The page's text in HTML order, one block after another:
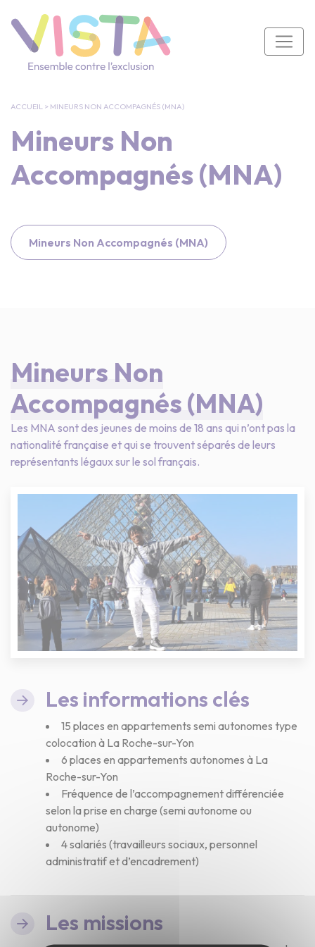
Navigation principale
ACCUEIL > MINEURS NON ACCOMPAGNÉS (MNA)
Mineurs Non
Accompagnés (MNA)
Mineurs Non Accompagnés (MNA)
Mineurs Non
Accompagnés (MNA)
Les MNA sont des jeunes de moins de 18 ans qui n’ont pas la
nationalité française et qui se trouvent séparés de leurs
représentants légaux sur le sol français.
Les informations clés
15 places en appartements semi autonomes type
colocation à La Roche-sur-Yon
6 places en appartements autonomes à La
Roche-sur-Yon
Fréquence de l’accompagnement différenciée
selon la prise en charge (semi autonome ou
autonome)
4 salariés (travailleurs sociaux, personnel
administratif et d’encadrement)
Les missions